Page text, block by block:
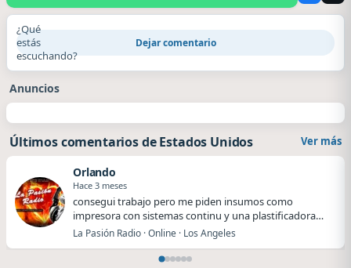
¿Qué
estás
escuchando?
Dejar comentario
Anuncios
Últimos comentarios de Estados Unidos Ver más
Orlando
Hace 3 meses
​​consegui trabajo pero me piden insumos como
impresora con sistemas continu y una plastificadora
me…
La Pasión Radio · Online · Los Angeles